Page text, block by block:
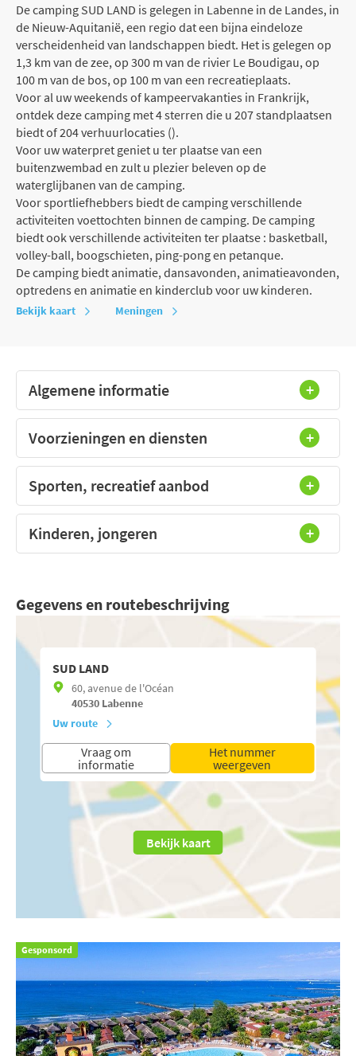
De camping SUD LAND is gelegen in Labenne in de Landes, in
de Nieuw-Aquitanië, een regio dat een bijna eindeloze
verscheidenheid van landschappen biedt. Het is gelegen op
1,3 km van de zee, op 300 m van de rivier Le Boudigau, op
100 m van de bos, op 100 m van een recreatieplaats.
Voor al uw weekends of kampeervakanties in Frankrijk,
ontdek deze camping met 4 sterren die u 207 standplaatsen
biedt of 204 verhuurlocaties ().
Voor uw waterpret geniet u ter plaatse van een
buitenzwembad en zult u plezier beleven op de
waterglijbanen van de camping.
Voor sportliefhebbers biedt de camping verschillende
activiteiten voettochten binnen de camping. De camping
biedt ook verschillende activiteiten ter plaatse : basketball,
volley-ball, boogschieten, ping-pong en petanque.
De camping biedt animatie, dansavonden, animatieavonden,
optredens en animatie en kinderclub voor uw kinderen.
Bekijk kaart Meningen
Algemene informatie
Voorzieningen en diensten
Sporten, recreatief aanbod
Kinderen, jongeren
Gegevens en routebeschrijving
SUD LAND
60, avenue de l'Océan
40530 Labenne
Uw route
Vraag om
informatie
Het nummer
weergeven
Bekijk kaart
Gesponsord